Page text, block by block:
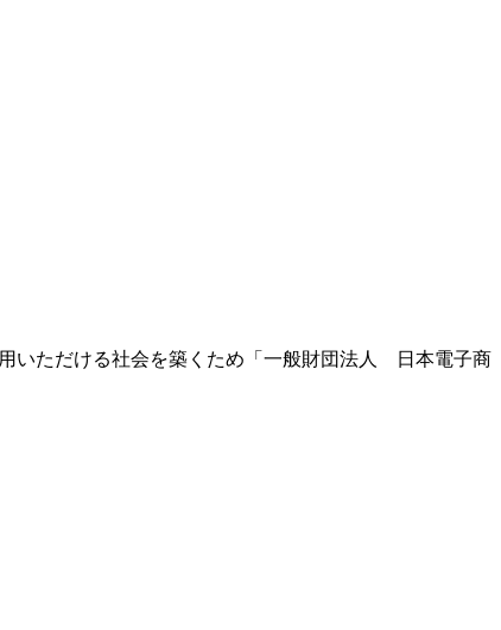
いただける社会を築くため「一般財団法人 日本電子商